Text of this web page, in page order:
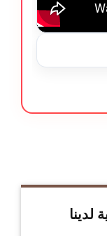
لدينا